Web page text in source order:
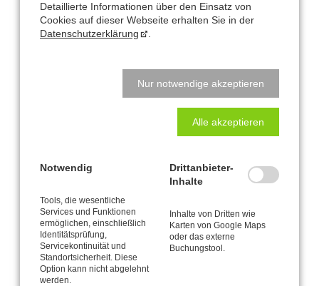
Hauptsache bewegen? Hauptsache essen? Beides Quatsch!
Schreibtisch-Arbeit? Kann toll sein für den Körper!
Veränderung braucht Klarheit - lass uns sprechen!
Seite 1 von 4
1 2 Vorwärts Ende »
Newsletter-Anmeldung
Bitte informieren Sie mich via E-Mail (durchschnittlich etwa einmal
pro Monat) über Neuigkeiten und Angebote zur CANTIENICA® -
Methode wie zum Beispiel mein jeweils aktuelles Kursprogramm.
Detaillierte Informationen über den Einsatz von
Cookies auf dieser Webseite erhalten Sie in der
Datenschutzerklärung
Nur notwendige akzeptieren
Alle akzeptieren
Notwendig
Tools, die wesentliche
Services und Funktionen
ermöglichen, einschließlich
Identitätsprüfung,
Servicekontinuität und
Standortsicherheit. Diese
Option kann nicht abgelehnt
werden.
Drittanbieter-
Inhalte
Inhalte von Dritten wie
Karten von Google Maps
oder das externe
Buchungstool.